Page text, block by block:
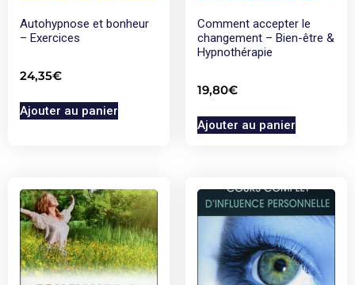
Autohypnose et bonheur
– Exercices
24,35€
Ajouter au panier
Comment accepter le
changement – Bien-être &
Hypnothérapie
19,80€
Ajouter au panier